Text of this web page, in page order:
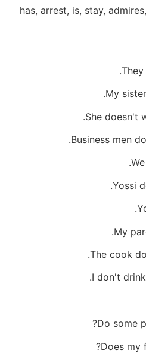
has, arrest, is, stay,
My
She doesn't
Business men
Yossi
My
The cook
I don't
Do some
Does